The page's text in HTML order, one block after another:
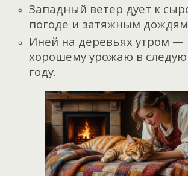
Западный ветер дует к
погоде и затяжным
Иней на деревьях утром —
хорошему урожаю в
году.